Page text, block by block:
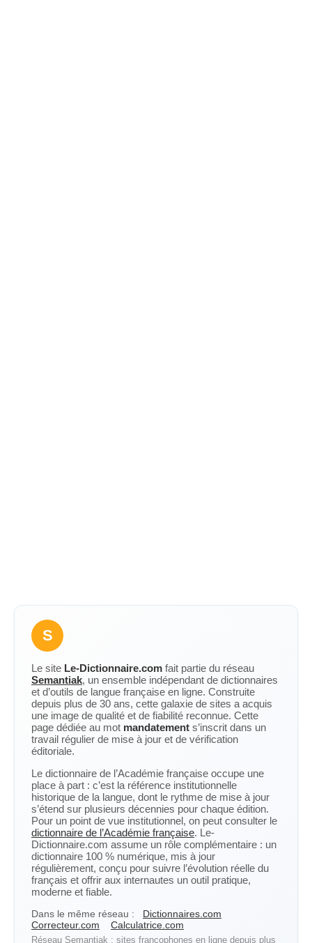
S
Le site Le-Dictionnaire.com fait partie du réseau
Semantiak, un ensemble indépendant de dictionnaires
et d’outils de langue française en ligne. Construite
depuis plus de 30 ans, cette galaxie de sites a acquis
une image de qualité et de fiabilité reconnue. Cette
page dédiée au mot mandatement s’inscrit dans un
travail régulier de mise à jour et de vérification
éditoriale.
Le dictionnaire de l’Académie française occupe une
place à part : c’est la référence institutionnelle
historique de la langue, dont le rythme de mise à jour
s’étend sur plusieurs décennies pour chaque édition.
Pour un point de vue institutionnel, on peut consulter le
dictionnaire de l’Académie française. Le-
Dictionnaire.com assume un rôle complémentaire : un
dictionnaire 100 % numérique, mis à jour
régulièrement, conçu pour suivre l’évolution réelle du
français et offrir aux internautes un outil pratique,
moderne et fiable.
Dans le même réseau :
Dictionnaires.com
Correcteur.com
Calculatrice.com
Réseau Semantiak : sites francophones en ligne depuis plus